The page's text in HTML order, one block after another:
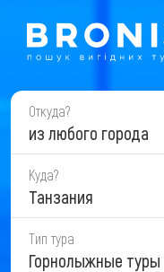
Откуда?
из любого города
Куда?
Танзания
Тип тура
Горнолыжные туры